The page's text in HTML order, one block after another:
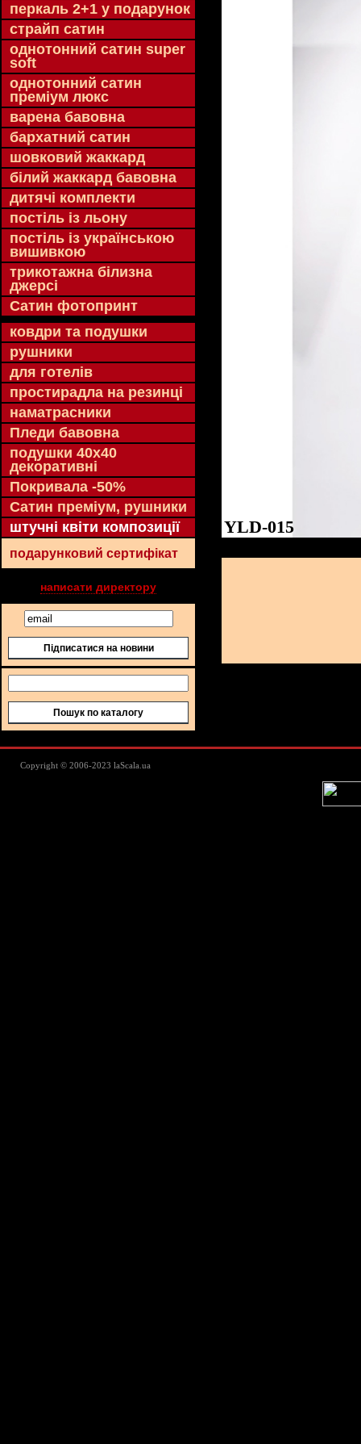
перкаль 2+1 у подарунок
страйп сатин
однотонний сатин super
soft
однотонний сатин
преміум люкс
варена бавовна
бархатний сатин
шовковий жаккард
білий жаккард бавовна
дитячі комплекти
постіль із льону
постіль із українською
вишивкою
трикотажна білизна
джерсі
Сатин фотопринт
ковдри та подушки
рушники
для готелів
простирадла на резинці
наматрасники
Пледи бавовна
подушки 40х40
декоративні
Покривала -50%
Сатин преміум, рушники
штучні квіти композиції
подарунковий сертифікат
написати директору
Підписатися на новини
Пошук по каталогу
YLD-015
Copyright © 2006-2023 laScala.ua